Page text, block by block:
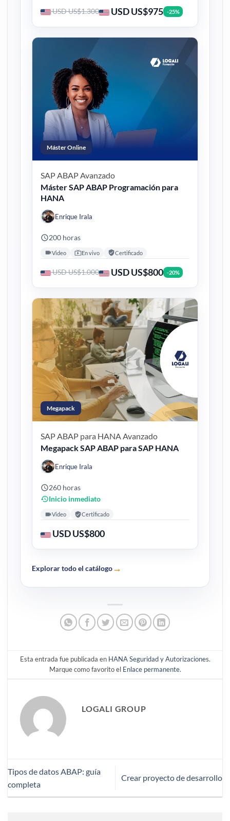
USD US$1.300 USD US$975 -25%
Máster Online
SAP ABAP Avanzado
Máster SAP ABAP Programación para
HANA
Enrique Irala
200 horas
Video En vivo Certificado
USD US$1.000 USD US$800 -20%
Megapack
SAP ABAP para HANA Avanzado
Megapack SAP ABAP para SAP HANA
Enrique Irala
260 horas
Inicio inmediato
Video Certificado
USD US$800
Explorar todo el catálogo→
Esta entrada fue publicada en HANA Seguridad y Autorizaciones.
Marque como favorito el Enlace permanente.
LOGALI GROUP
Tipos de datos ABAP: guía
completa
Crear proyecto de desarrollo